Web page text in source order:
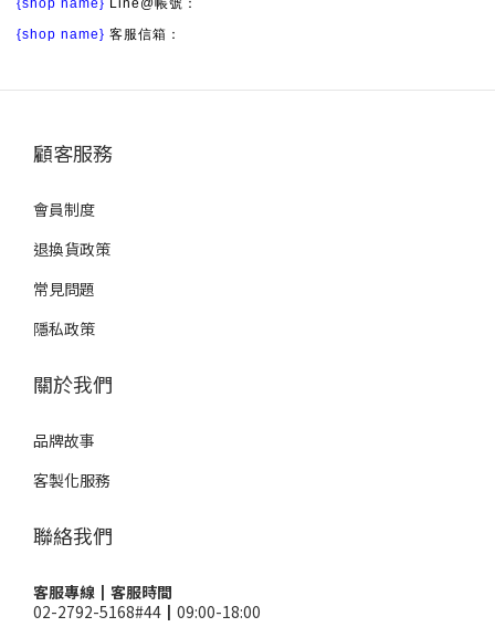
{shop name} Line@帳號：
{shop name} 客服信箱：
顧客服務
會員制度
退換貨政策
常見問題
隱私政策
關於我們
品牌故事
客製化服務
聯絡我們
客服專線┃客服時間
02-2792-5168#44┃09:00-18:00